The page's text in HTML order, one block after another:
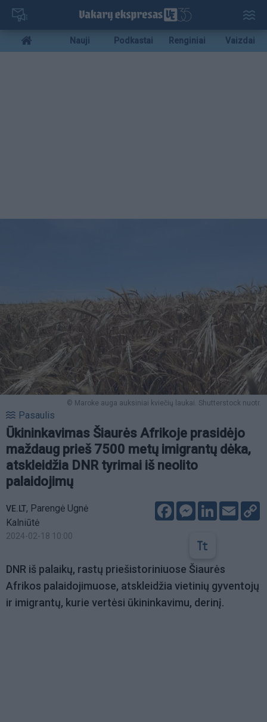
Pereiti
pagrindinį
turinį
Mobile
menu
Nauji Podkastai Renginiai Vaizdai
© Maroke auga auksiniai kviečių laukai. Shutterstock nuotr.
Pasaulis
Ūkininkavimas Šiaurės Afrikoje prasidėjo
maždaug prieš 7500 metų imigrantų dėka,
atskleidžia DNR tyrimai iš neolito
palaidojimų
VE.LT, Parengė Ugnė
Kalniūtė
2024-02-18 10:00
FacebookMessenger
LinkedIn
Email
DNR iš palaikų, rastų priešistoriniuose Šiaurės
Afrikos palaidojimuose, atskleidžia vietinių gyventojų
ir imigrantų, kurie vertėsi ūkininkavimu, derinį.